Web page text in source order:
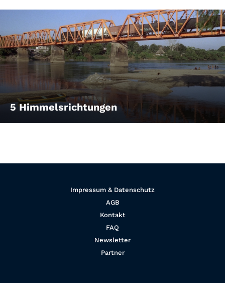
5 Himmelsrichtungen
Impressum & Datenschutz
AGB
Kontakt
FAQ
Newsletter
Partner